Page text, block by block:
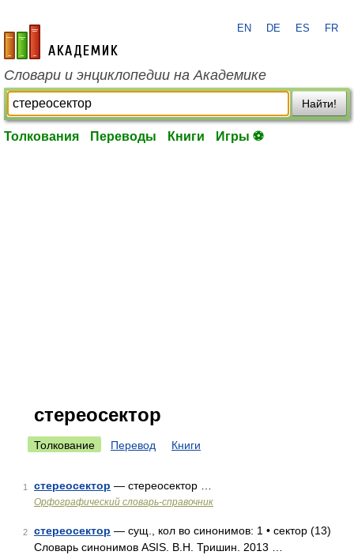
academic.ru
EN DE ES FR
Словари и энциклопедии на Академике
Найти!
Толкования Переводы Книги Игры ⚽
стереосектор
Толкование Перевод Книги
1 стереосектор — стереосектор …
Орфографический словарь-справочник
2 стереосектор — сущ., кол во синонимов: 1 • сектор (13)
Словарь синонимов ASIS. В.Н. Тришин. 2013 …